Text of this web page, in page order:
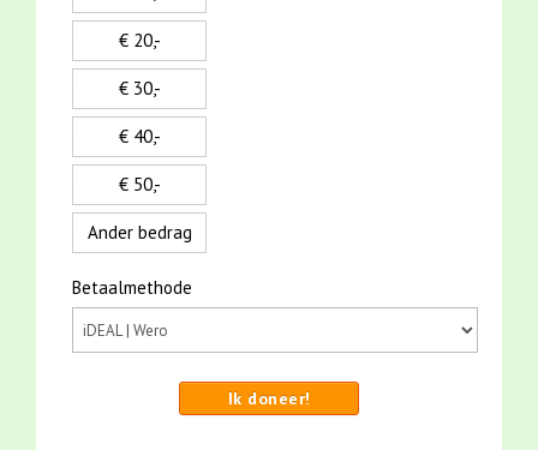
€ 20,-
€ 30,-
€ 40,-
€ 50,-
Ander bedrag
Betaalmethode
Ik doneer!